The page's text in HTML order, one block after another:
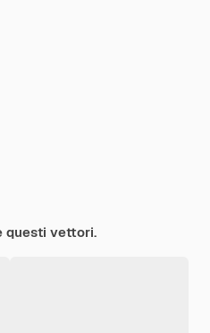
questi vettori.